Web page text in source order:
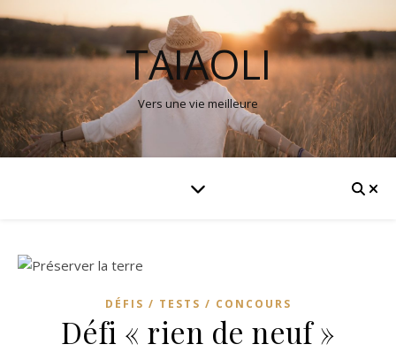
TAIAOLI
Vers une vie meilleure
DÉFIS / TESTS / CONCOURS
Défi « rien de neuf »